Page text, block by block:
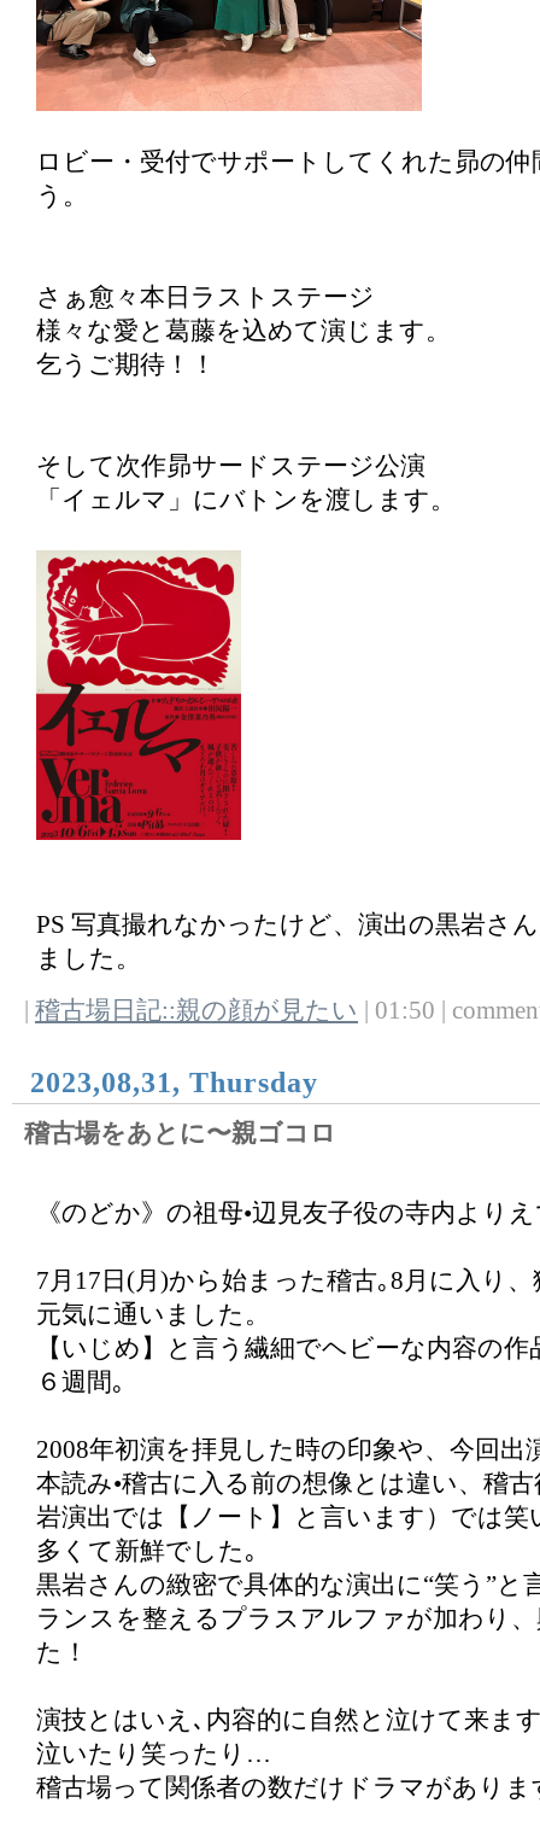
ロビー・受付でサポートしてくれた昴の
う。
さぁ愈々本日ラストステージ
様々な愛と葛藤を込めて演じます。
乞うご期待！！
そして次作昴サードステージ公演
「イェルマ」にバトンを渡します。
PS 写真撮れなかったけど、演出の黒岩さ
ました。
稽古場日記::親の顔が見たい | 01:50 |
2023,08,31, Thursday
稽古場をあとに〜親ゴコロ
《のどか》の祖母•辺見友子役の寺内より
7月17日(月)から始まった稽古｡8月に入り
元気に通いました。
【いじめ】と言う繊細でヘビーな内容の
６週間｡
2008年初演を拝見した時の印象や、今回出
本読み•稽古に入る前の想像とは違い、稽
岩演出では【ノート】と言います）では
多くて新鮮でした｡
黒岩さんの緻密で具体的な演出に“笑う”と
ランスを整えるプラスアルファが加わり
た！
演技とはいえ､内容的に自然と泣けて来ま
泣いたり笑ったり…
稽古場って関係者の数だけドラマがありま